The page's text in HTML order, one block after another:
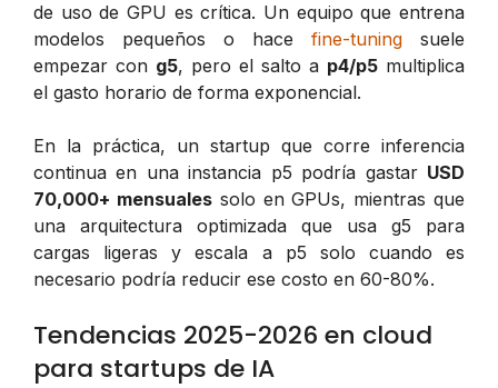
de uso de GPU es crítica. Un equipo que entrena
modelos pequeños o hace fine-tuning suele
empezar con g5, pero el salto a p4/p5 multiplica
el gasto horario de forma exponencial.
En la práctica, un startup que corre inferencia
continua en una instancia p5 podría gastar USD
70,000+ mensualessolo en GPUs, mientras que
una arquitectura optimizada que usa g5 para
cargas ligeras y escala a p5 solo cuando es
necesario podría reducir ese costo en 60-80%.
Tendencias 2025-2026 en cloud
para startups de IA